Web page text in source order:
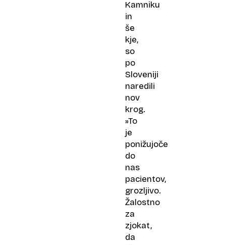
Kamniku
in
še
kje,
so
po
Sloveniji
naredili
nov
krog.
»To
je
ponižujoče
do
nas
pacientov,
grozljivo.
Žalostno
za
zjokat,
da